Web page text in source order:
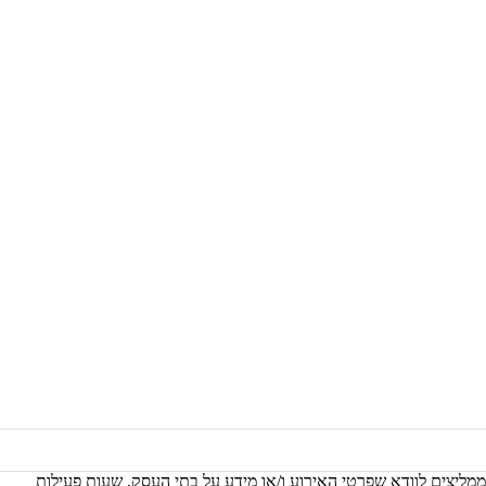
לוודא שפרטי האירוע ו/או מידע על בתי העסק, שעות פעילות